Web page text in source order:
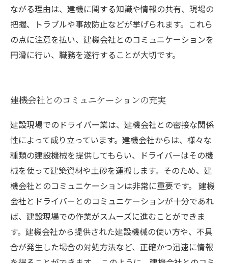
ながる理由は、建機に関する知識や情報の共有、現場の
把握、トラブルや事故防止などが挙げられます。これら
の点に注意を払い、建機会社とのコミュニケーションを
円滑に行い、職務を遂行することが大切です。
建機会社とのコミュニケーションの充実
建設現場でのドライバー業は、建機会社との密接な関係
性によって成り立っています。建機会社からは、様々な
種類の建設機械を提供してもらい、ドライバーはその機
械を使って建築資材や土砂を運搬します。そのため、建
機会社とのコミュニケーションは非常に重要です。 建機
会社とドライバーとのコミュニケーションが十分であれ
ば、建設現場での作業がスムーズに進むことができま
す。建機会社から提供された建設機械の使い方や、不具
合が発生した場合の対処方法など、正確かつ迅速に情報